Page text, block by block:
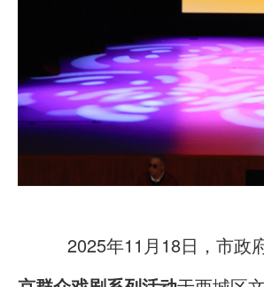
2025年11月18日，市政